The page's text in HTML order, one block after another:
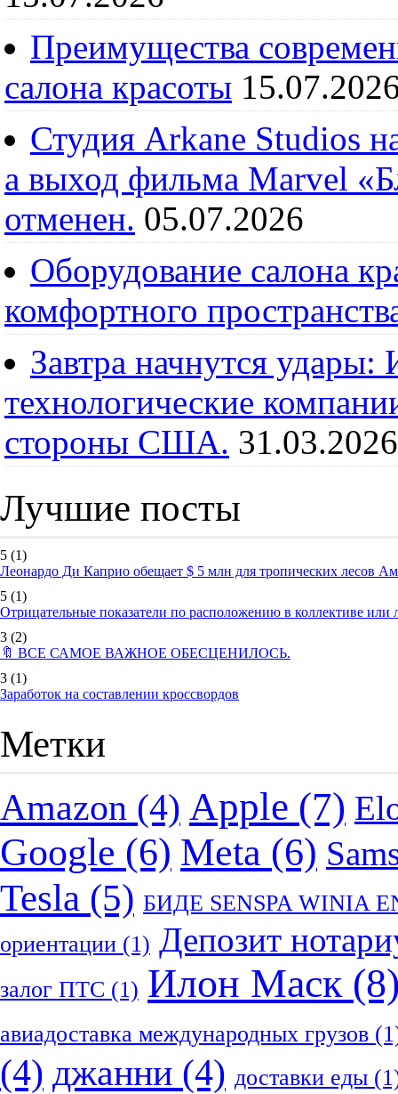
Преимущества
салона красоты
Студия Arkane Studios
а выход фильма Marvel
отменен. 05.07.2026
Оборудование салона
комфортного
Завтра начнутся
технологические
стороны США. 31.03.2026
Лучшие посты
5 (1)
Леонардо Ди Каприо обещает $ 5 млн для тропических лесов
5 (1)
Отрицательные показатели по расположению в коллективе
3 (2)
🔖 ВСЕ САМОЕ ВАЖНОЕ ОБЕСЦЕНИЛОСЬ.
3 (1)
Заработок на составлении кроссвордов
Метки
Amazon (4) Apple (7)
Google (6) Meta (6)
Tesla (5) БИДЕ SENSPA WINIA
ориентации (1) Депозит
залог ПТС (1) Илон Маск
авиадоставка международных грузов
(4) джанни (4) доставки еды